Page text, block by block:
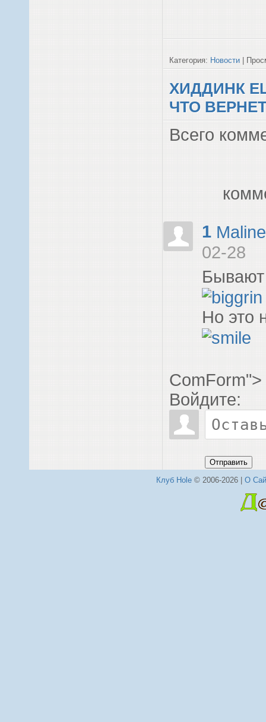
Категория: Новости |
ХИДДИНК
ЧТО
Всего
1
02-28
Бывают
Но это
ComForm">
Войдите:
Отправить
Клуб Hole© 2006-2026 | О